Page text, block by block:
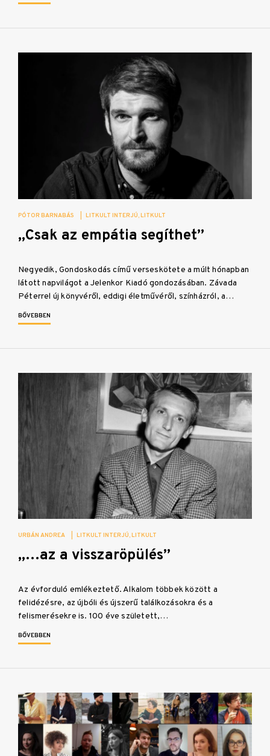
PÓTOR BARNABÁS LITKULT INTERJÚ LITKULT
„Csak az empátia segíthet”
Negyedik, Gondoskodás című verseskötete a múlt hónapban
látott napvilágot a Jelenkor Kiadó gondozásában. Závada
Péterrel új könyvéről, eddigi életművéről, színházról, a…
BŐVEBBEN
URBÁN ANDREA LITKULT INTERJÚ LITKULT
„…az a visszaröpülés”
Az évforduló emlékeztető. Alkalom többek között a
felidézésre, az újbóli és újszerű találkozásokra és a
felismerésekre is. 100 éve született,…
BŐVEBBEN